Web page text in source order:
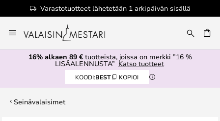
Varastotuotteet lähetetään 1 arkipäivän sisällä
to
Content
16% alkaen 89 €tuotteista, joissa on merkki ”16 %
LISÄALENNUSTA” Katso tuotteet
KOODI:BEST KOPIOI
Seinävalaisimet